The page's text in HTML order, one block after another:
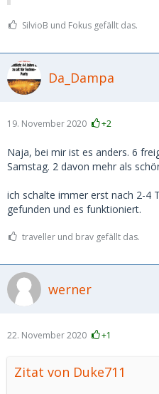
SilvioB und Fokus gefällt das.
Da_Dampa
19. November 2020 +2
Naja, bei mir ist es anders. 6
Samstag. 2 davon mehr als
ich schalte immer erst nach 2-4
gefunden und es funktioniert.
traveller und brav gefällt das.
werner
22. November 2020 +1
Zitat von Duke711